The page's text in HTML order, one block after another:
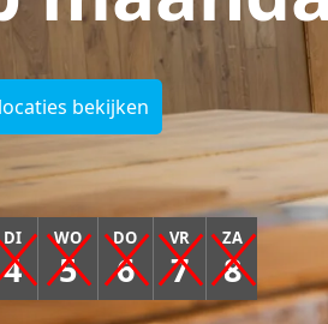
bekijken
DI
4
WO
5
DO
6
VR
7
ZA
8